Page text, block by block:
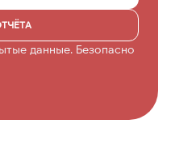
данные. Безопасно